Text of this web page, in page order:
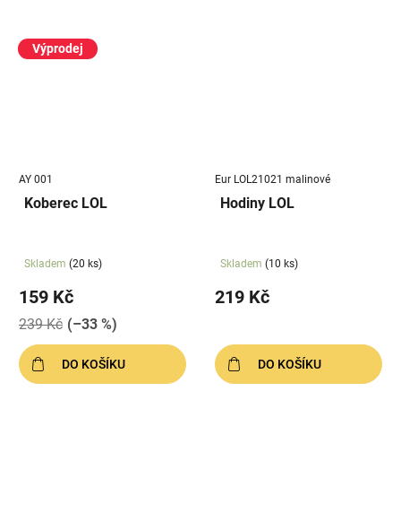
Výprodej
AY 001
Koberec LOL
Skladem (20 ks)
159 Kč
239 Kč (–33 %)
DO KOŠÍKU
Eur LOL21021 malinové
Hodiny LOL
Skladem (10 ks)
219 Kč
DO KOŠÍKU